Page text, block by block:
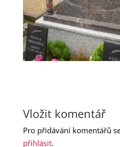
Vložit komentář
Pro přidávání komentářů
přihlásit.